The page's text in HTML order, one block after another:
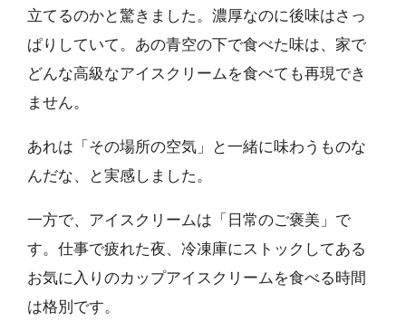
立てるのかと驚きました。濃厚なのに後味はさっ
ぱりしていて。あの青空の下で食べた味は、家で
どんな高級なアイスクリームを食べても再現でき
ません。
あれは「その場所の空気」と一緒に味わうものな
んだな、と実感しました。
一方で、アイスクリームは「日常のご褒美」で
す。仕事で疲れた夜、冷凍庫にストックしてある
お気に入りのカップアイスクリームを食べる時間
は格別です。